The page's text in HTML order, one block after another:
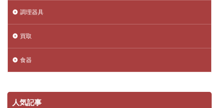
調理器具
買取
食器
人気記事